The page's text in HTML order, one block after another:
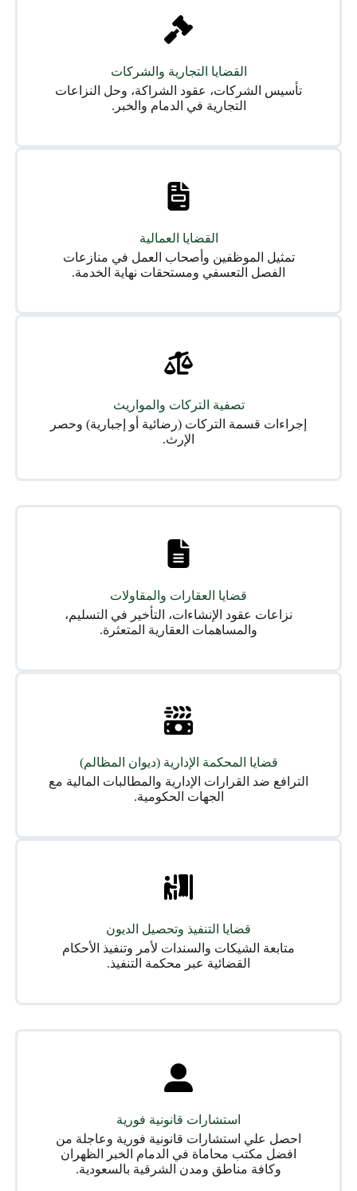
القضايا التجارية والشركات
تأسيس الشركات، عقود الشراكة، وحل النزاعات
التجارية في الدمام والخبر.
القضايا العمالية
تمثيل الموظفين وأصحاب العمل في منازعات
الفصل التعسفي ومستحقات نهاية الخدمة.
تصفية التركات والمواريث
إجراءات قسمة التركات (رضائية أو إجبارية) وحصر
الإرث.
قضايا العقارات والمقاولات
نزاعات عقود الإنشاءات، التأخير في التسليم،
والمساهمات العقارية المتعثرة.
قضايا المحكمة الإدارية (ديوان المظالم)
الترافع ضد القرارات الإدارية والمطالبات المالية مع
الجهات الحكومية.
قضايا التنفيذ وتحصيل الديون
متابعة الشيكات والسندات لأمر وتنفيذ الأحكام
القضائية عبر محكمة التنفيذ.
استشارات قانونية فورية
احصل علي استشارات قانونية فورية وعاجلة من
افضل مكتب محاماة في الدمام الخبر الظهران
وكافة مناطق ومدن الشرقية بالسعودية.